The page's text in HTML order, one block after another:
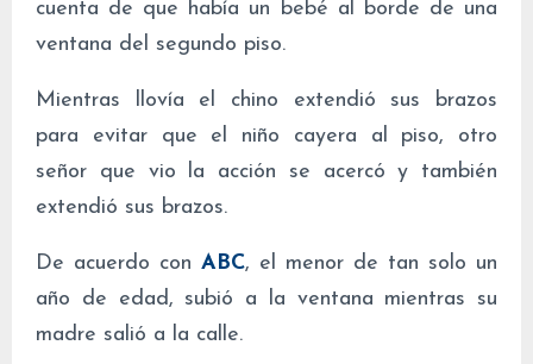
cuenta de que había un bebé al borde de una
ventana del segundo piso.
Mientras llovía el chino extendió sus brazos
para evitar que el niño cayera al piso, otro
señor que vio la acción se acercó y también
extendió sus brazos.
De acuerdo con ABC, el menor de tan solo un
año de edad, subió a la ventana mientras su
madre salió a la calle.